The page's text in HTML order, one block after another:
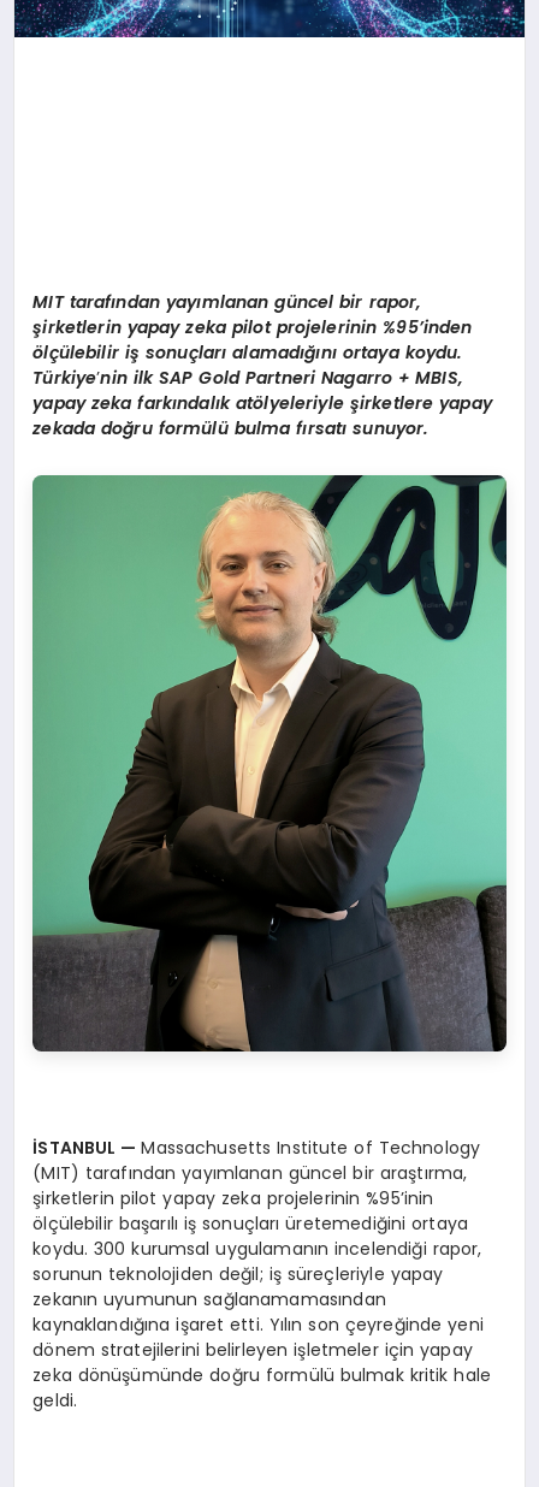
MIT tarafından yayımlanan güncel bir rapor,
şirketlerin yapay zeka pilot projelerinin %95’inden
ölçülebilir iş sonuçları alamadığını ortaya koydu.
Türkiye’nin ilk SAP Gold Partneri Nagarro + MBIS,
yapay zeka farkındalık atölyeleriyle şirketlere yapay
zekada doğru formülü bulma fırsatı sunuyor.
İSTANBUL —Massachusetts Institute of Technology
(MIT) tarafından yayımlanan güncel bir araştırma,
şirketlerin pilot yapay zeka projelerinin %95’inin
ölçülebilir başarılı iş sonuçları üretemediğini ortaya
koydu. 300 kurumsal uygulamanın incelendiği rapor,
sorunun teknolojiden değil; iş süreçleriyle yapay
zekanın uyumunun sağlanamamasından
kaynaklandığına işaret etti. Yılın son çeyreğinde yeni
dönem stratejilerini belirleyen işletmeler için yapay
zeka dönüşümünde doğru formülü bulmak kritik hale
geldi.